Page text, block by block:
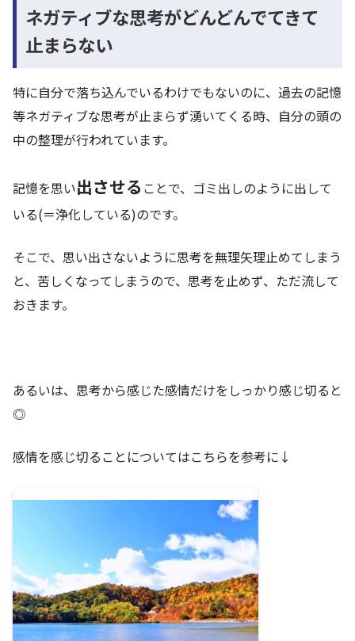
ネガティブな思考がどんどんでてきて
止まらない
特に自分で落ち込んでいるわけでもないのに、過去の記憶
等ネガティブな思考が止まらず湧いてくる時、自分の頭の
中の整理が行われています。
記憶を思い出させる ことで、ゴミ出しのように出して
いる(＝浄化している)のです。
そこで、思い出さないように思考を無理矢理止めてしまう
と、苦しくなってしまうので、思考を止めず、ただ流して
おきます。
あるいは、思考から感じた感情だけをしっかり感じ切ると
◎
感情を感じ切ることについてはこちらを参考に↓